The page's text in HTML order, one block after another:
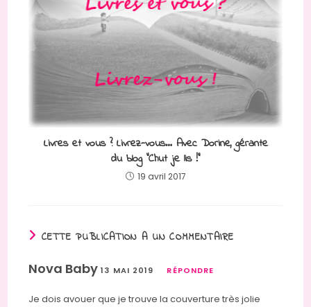
Livres et vous ? Livrez-vous… Avec Dorine, gérante
du blog “Chut je lis !”
19 avril 2017
CETTE PUBLICATION A UN COMMENTAIRE
Nova Baby13 MAI 2019 RÉPONDRE
Je dois avouer que je trouve la couverture très jolie